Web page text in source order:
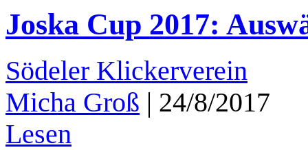
Joska Cup 2017:
Södeler Klickerverein
Micha Groß | 24/8/2017
Lesen